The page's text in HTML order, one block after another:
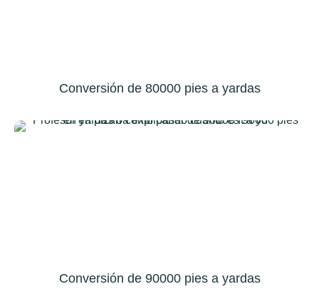
Conversión de 80000 pies a yardas
Conversión de 90000 pies a yardas